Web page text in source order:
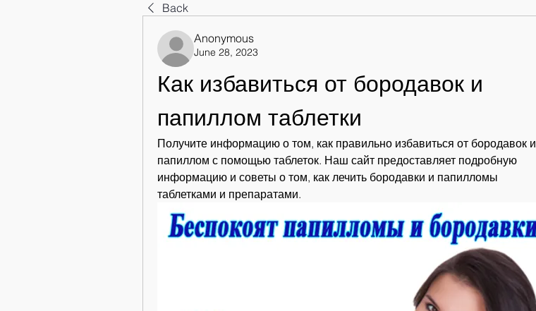
Back
Anonymous
June 28, 2023
Как избавиться от бородавок и
папиллом таблетки
Получите информацию о том, как правильно избавиться от бородавок и
папиллом с помощью таблеток. Наш сайт предоставляет подробную
информацию и советы о том, как лечить бородавки и папилломы
таблетками и препаратами.